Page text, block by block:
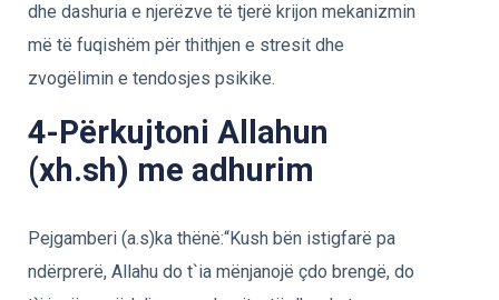
dhe dashuria e njerëzve të tjerë krijon mekanizmin
më të fuqishëm për thithjen e stresit dhe
zvogëlimin e tendosjes psikike.
4-Përkujtoni Allahun
(xh.sh) me adhurim
Pejgamberi (a.s)ka thënë:“Kush bën istigfarë pa
ndërprerë, Allahu do t`ia mënjanojë çdo brengë, do